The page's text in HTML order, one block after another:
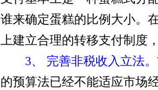
谁来确定蛋糕的比例大小。
上建立合理的转移支付制度
3、 完善非税收入立法。
的预算法已经不能适应市场